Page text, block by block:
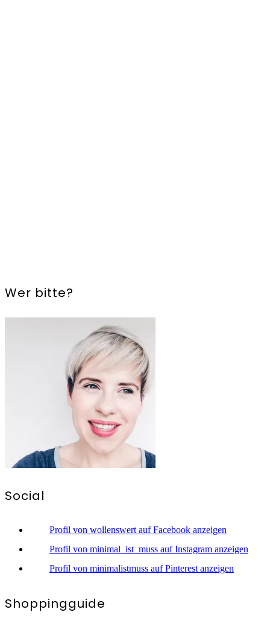
Wer bitte?
Social
Profil von wollenswert auf Facebook anzeigen
Profil von minimal_ist_muss auf Instagram anzeigen
Profil von minimalistmuss auf Pinterest anzeigen
Shoppingguide